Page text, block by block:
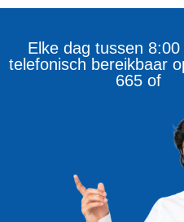
Elke dag tussen
telefonisch bereikbaar
665 of